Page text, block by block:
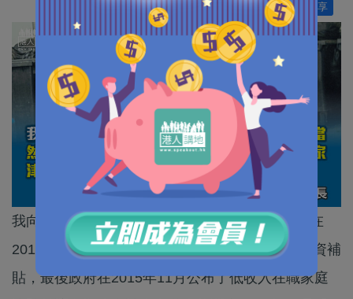
分享
16
我向來支持香港要引入最低工資。最後特區政府在
2011年真的引入了。我向來也支持香港要引入工資補
貼，最後政府在2015年11月公布了低收入在職家庭